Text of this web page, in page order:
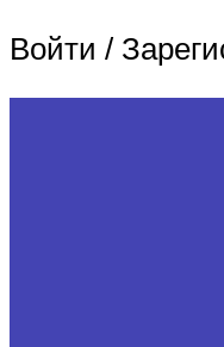
Войти /